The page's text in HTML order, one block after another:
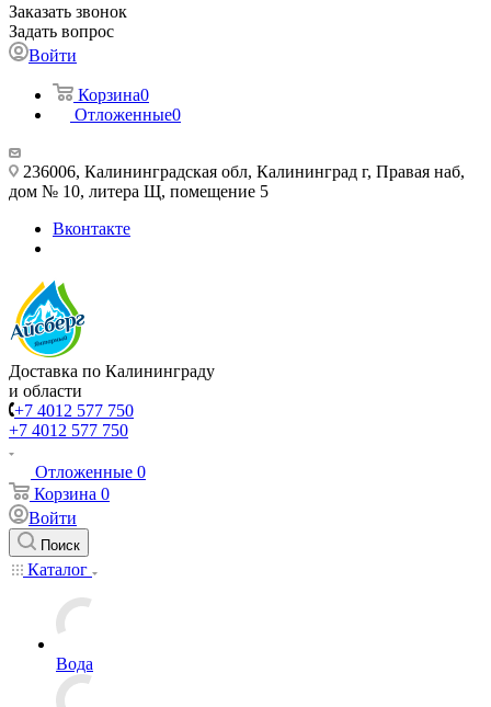
Заказать звонок
Задать вопрос
Войти
Корзина0
Отложенные0
236006, Калининградская обл, Калининград г, Правая наб,
дом № 10, литера Щ, помещение 5
Вконтакте
Доставка по Калининграду
и области
+7 4012 577 750
+7 4012 577 750
Отложенные 0
Корзина 0
Войти
Поиск
Каталог
Вода